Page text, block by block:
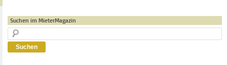
Suchen im MieterMagazin